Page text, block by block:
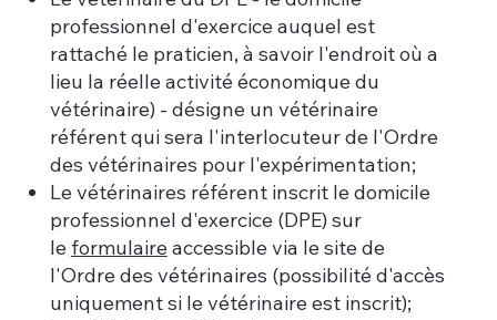
professionnel d'exercice auquel est
rattaché le praticien, à savoir l'endroit où a
lieu la réelle activité économique du
vétérinaire) - désigne un vétérinaire
référent qui sera l'interlocuteur de l'Ordre
des vétérinaires pour l'expérimentation;
Le vétérinaires référent inscrit le domicile
professionnel d'exercice (DPE) sur
le formulaireaccessible via le site de
l'Ordre des vétérinaires (possibilité d'accès
uniquement si le vétérinaire est inscrit);